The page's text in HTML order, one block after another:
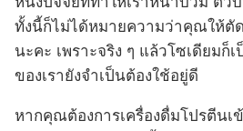
ทั้งนี้ก็ไม่ได้หมายความว่าคุณให้ตั
นะคะ เพราะจริง ๆ แล้วโซเดียมก็
ของเรายังจำเป็นต้องใช้อยู่ดี
หากคุณต้องการเครื่องดื่มโปรตีน